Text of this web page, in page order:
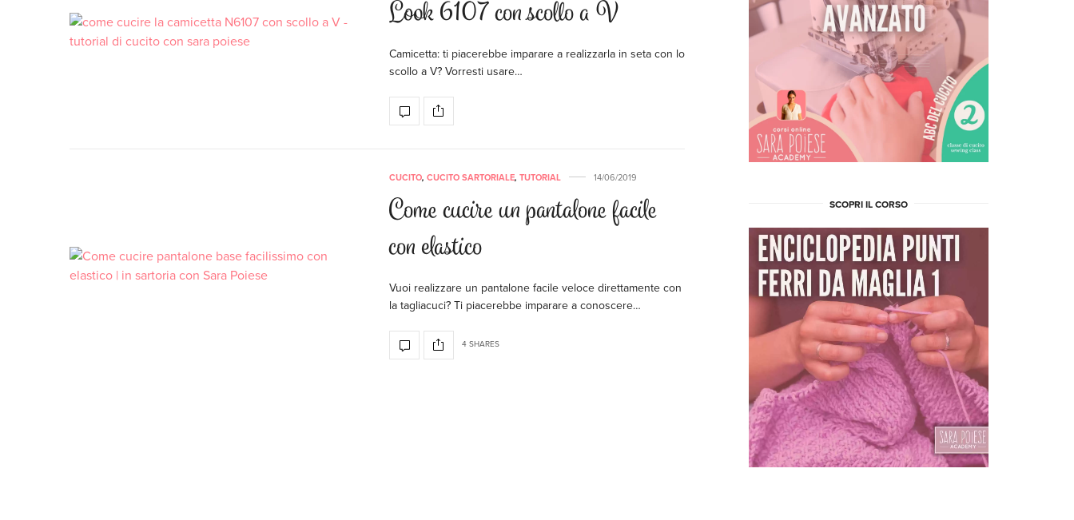
Look 6107 con scollo a V
Camicetta: ti piacerebbe imparare a realizzarla in seta con lo
scollo a V? Vorresti usare…
CUCITO, CUCITO SARTORIALE, TUTORIAL 14/06/2019
Come cucire un pantalone facile
con elastico
Vuoi realizzare un pantalone facile veloce direttamente con
la tagliacuci? Ti piacerebbe imparare a conoscere…
4 SHARES
SCOPRI IL CORSO